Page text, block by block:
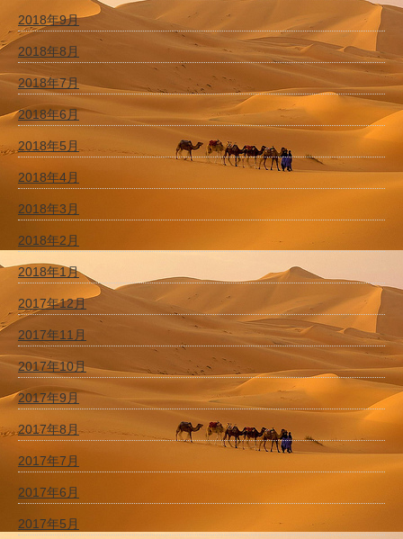
2018年9月
2018年8月
2018年7月
2018年6月
2018年5月
2018年4月
2018年3月
2018年2月
2018年1月
2017年12月
2017年11月
2017年10月
2017年9月
2017年8月
2017年7月
2017年6月
2017年5月